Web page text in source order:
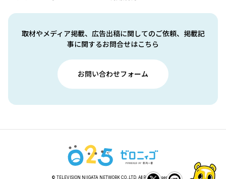
取材やメディア掲載、広告出稿に関してのご依頼、掲載記
事に関するお問合せはこちら
お問い合わせフォーム
© TELEVISION NIIGATA NETWORK CO.,LTD. All Rights Reserved